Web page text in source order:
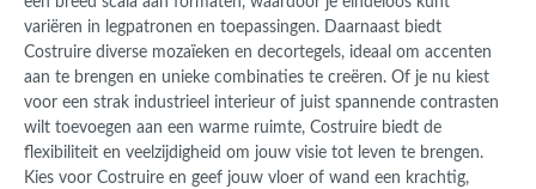
variëren in legpatronen en toepassingen. Daarnaast biedt
Costruire diverse mozaïeken en decortegels, ideaal om accenten
aan te brengen en unieke combinaties te creëren. Of je nu kiest
voor een strak industrieel interieur of juist spannende contrasten
wilt toevoegen aan een warme ruimte, Costruire biedt de
flexibiliteit en veelzijdigheid om jouw visie tot leven te brengen.
Kies voor Costruire en geef jouw vloer of wand een krachtig,